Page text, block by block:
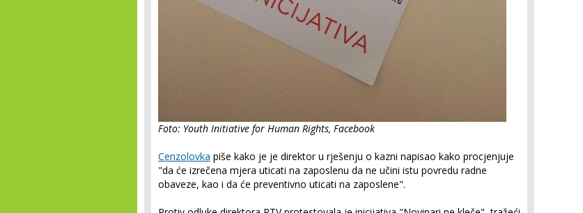
Foto: Youth Initiative for Human Rights, Facebook
Cenzolovka piše kako je je direktor u rješenju o kazni napisao kako procjenjuje
"da će izrečena mjera uticati na zaposlenu da ne učini istu povredu radne
obaveze, kao i da će preventivno uticati na zaposlene".